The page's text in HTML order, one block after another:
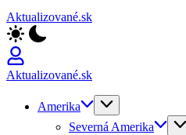
Aktualizované.sk
Aktualizované.sk
Amerika
Severná Amerika